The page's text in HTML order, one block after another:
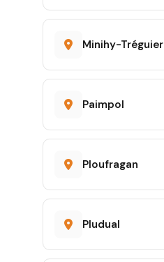
Minihy-Tréguier
Paimpol
Ploufragan
Pludual